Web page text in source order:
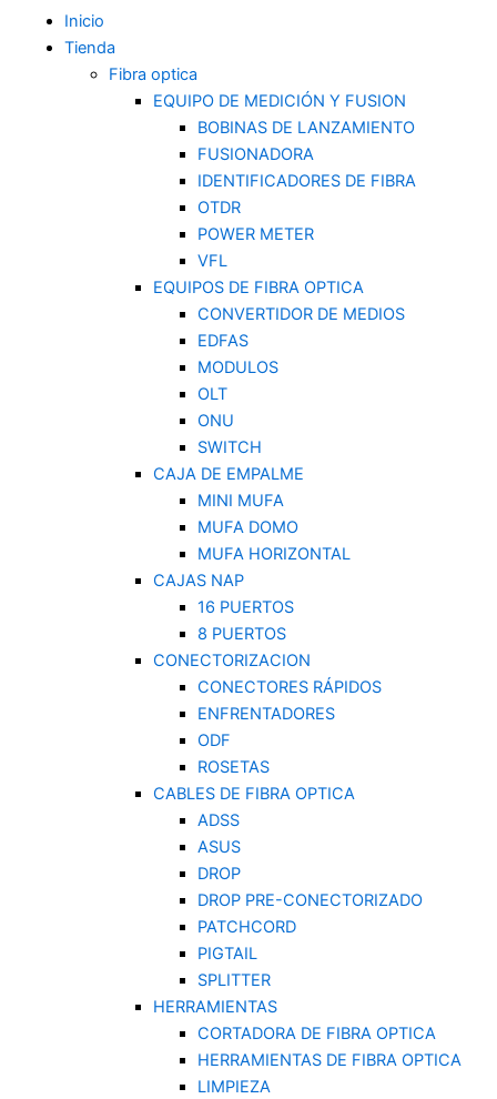
Inicio
Tienda
Fibra optica
EQUIPO DE MEDICIÓN Y FUSION
BOBINAS DE LANZAMIENTO
FUSIONADORA
IDENTIFICADORES DE FIBRA
OTDR
POWER METER
VFL
EQUIPOS DE FIBRA OPTICA
CONVERTIDOR DE MEDIOS
EDFAS
MODULOS
OLT
ONU
SWITCH
CAJA DE EMPALME
MINI MUFA
MUFA DOMO
MUFA HORIZONTAL
CAJAS NAP
16 PUERTOS
8 PUERTOS
CONECTORIZACION
CONECTORES RÁPIDOS
ENFRENTADORES
ODF
ROSETAS
CABLES DE FIBRA OPTICA
ADSS
ASUS
DROP
DROP PRE-CONECTORIZADO
PATCHCORD
PIGTAIL
SPLITTER
HERRAMIENTAS
CORTADORA DE FIBRA OPTICA
HERRAMIENTAS DE FIBRA OPTICA
LIMPIEZA